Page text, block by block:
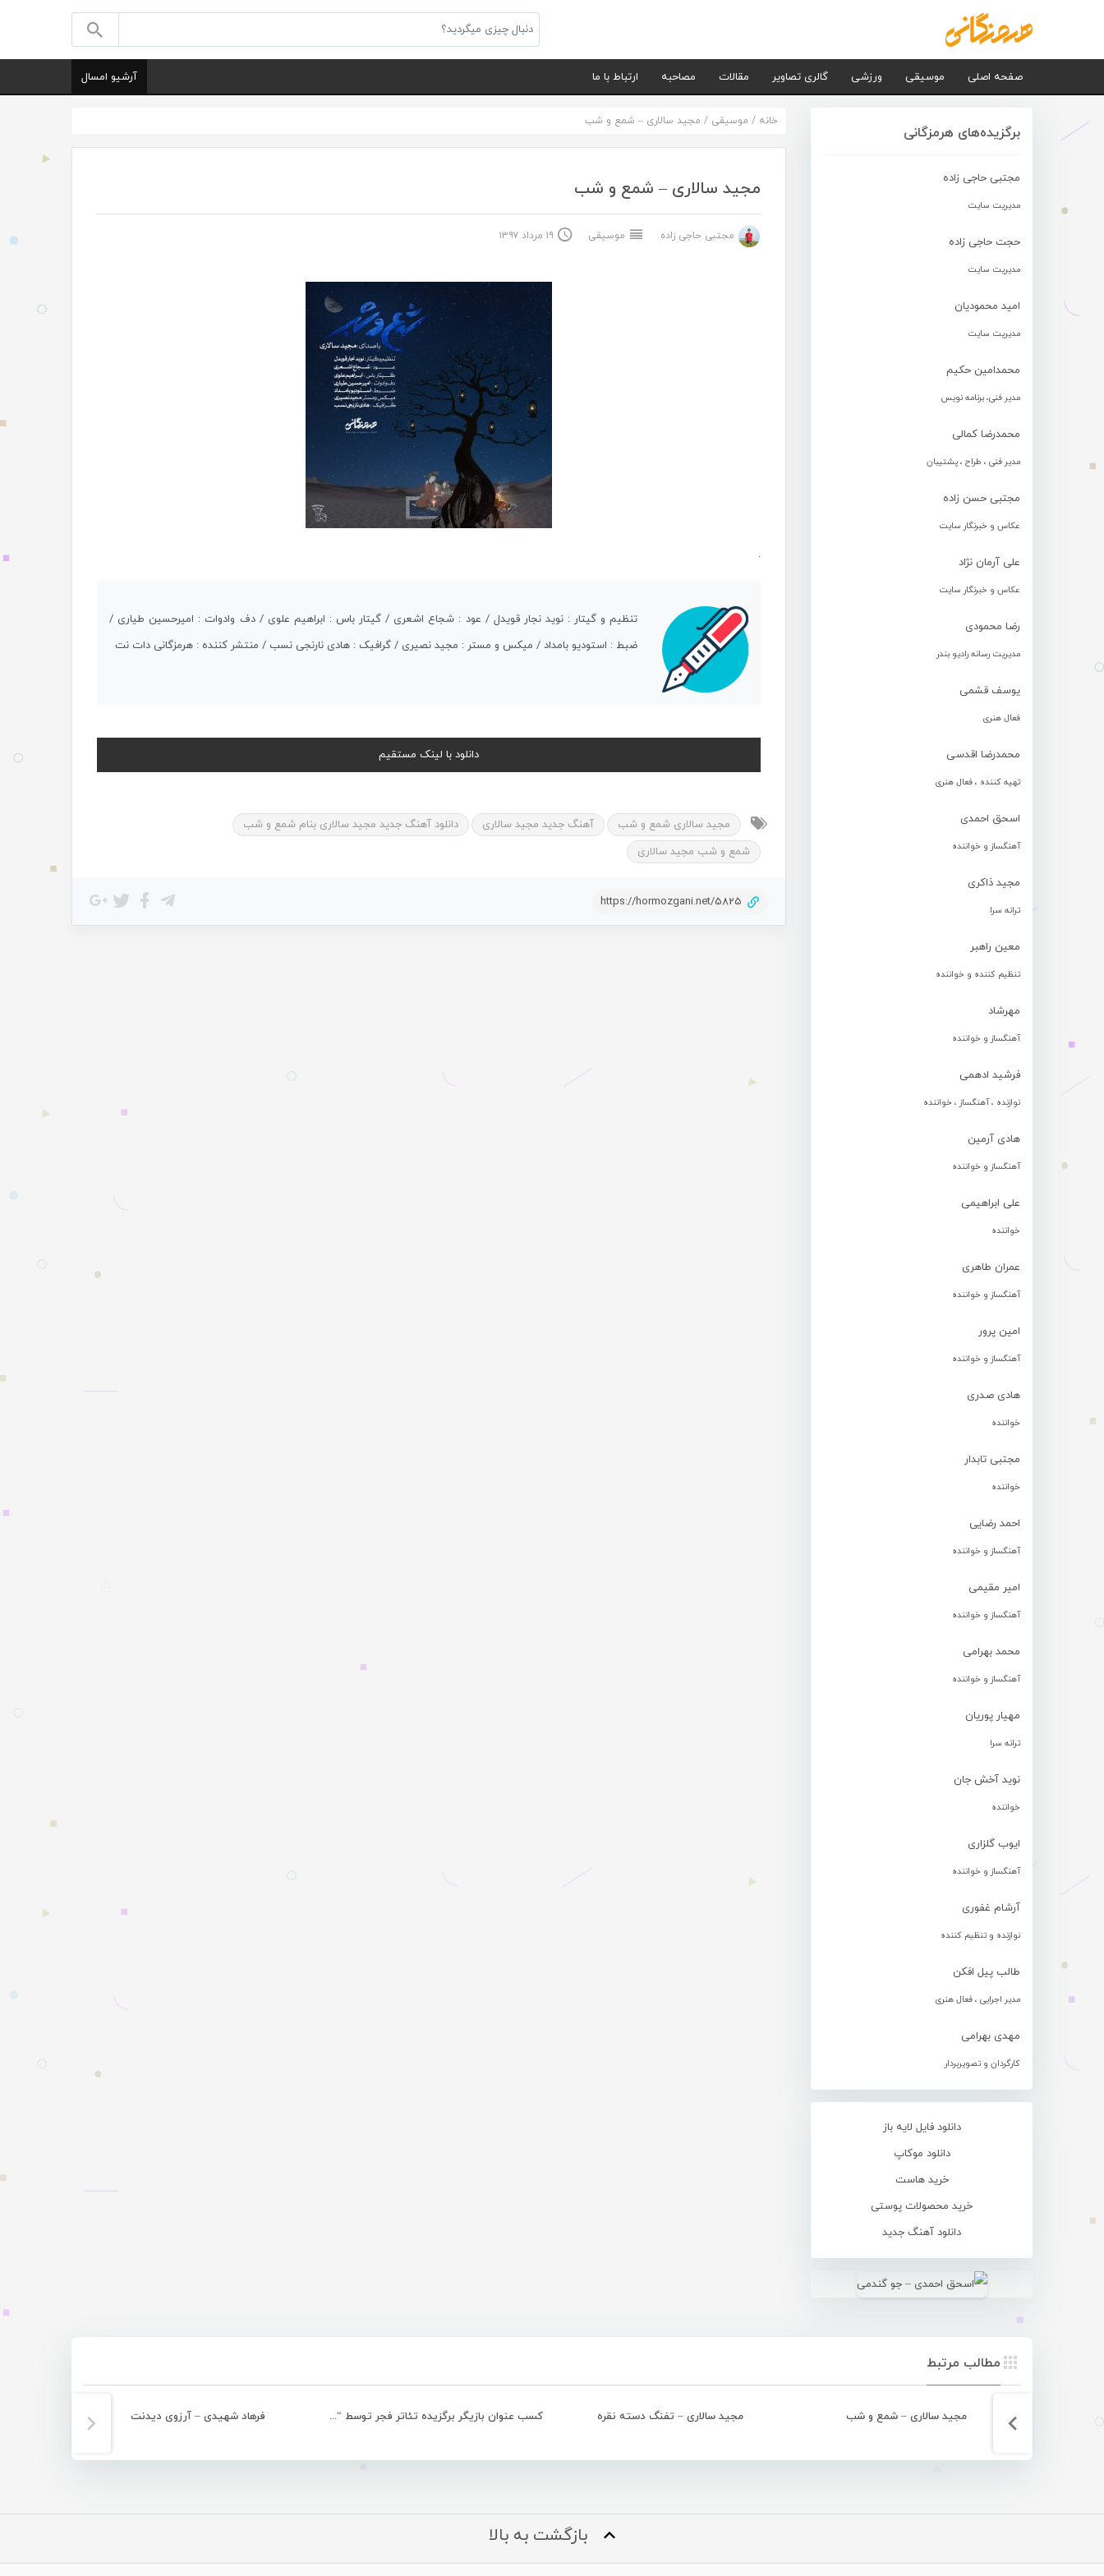
صفحه اصلی موسیقی ورزشی گالری تصاویر مقالات مصاحبه ارتباط با ما آرشیو امسال
برگزیده‌های هرمزگانی
مجتبی حاجی زاده
مدیریت سایت
حجت حاجی زاده
مدیریت سایت
امید محمودیان
مدیریت سایت
محمدامین حکیم
مدیر فنی، برنامه نویس
محمدرضا کمالی
مدیر فنی ، طراح ، پشتیبان
مجتبی حسن زاده
عکاس و خبرنگار سایت
علی آرمان نژاد
عکاس و خبرنگار سایت
رضا محمودی
مدیریت رسانه رادیو بندر
یوسف قشمی
فعال هنری
محمدرضا اقدسی
تهیه کننده ، فعال هنری
اسحق احمدی
آهنگساز و خواننده
مجید ذاکری
ترانه سرا
معین راهبر
تنظیم کننده و خواننده
مهرشاد
آهنگساز و خواننده
فرشید ادهمی
نوازنده ، آهنگساز ، خواننده
هادی آرمین
آهنگساز و خواننده
علی ابراهیمی
خواننده
عمران طاهری
آهنگساز و خواننده
امین پرور
آهنگساز و خواننده
هادی صدری
خواننده
مجتبی تابدار
خواننده
احمد رضایی
آهنگساز و خواننده
امیر مقیمی
آهنگساز و خواننده
محمد بهرامی
آهنگساز و خواننده
مهیار پوریان
ترانه سرا
نوید آخش جان
خواننده
ایوب گلزاری
آهنگساز و خواننده
آرشام غفوری
نوازنده و تنظیم کننده
طالب پیل افکن
مدیر اجرایی ، فعال هنری
مهدی بهرامی
کارگردان و تصویربردار
دانلود فایل لایه باز
دانلود موکاپ
خرید هاست
خرید محصولات پوستی
دانلود آهنگ جدید
خانه / موسیقی / مجید سالاری – شمع و شب
مجید سالاری – شمع و شب
مجتبی حاجی زاده موسیقی ۱۹ مرداد ۱۳۹۷
.
تنظیم و گیتار : نوید نجار قویدل / عود : شجاع اشعری / گیتار باس : ابراهیم علوی / دف وادوات : امیرحسین طیاری /
ضبط : استودیو بامداد / میکس و مستر : مجید نصیری / گرافیک : هادی نارنجی نسب / منتشر کننده : هرمزگانی دات نت
دانلود با لینک مستقیم
مجید سالاری شمع و شب آهنگ جدید مجید سالاری
دانلود آهنگ جدید مجید سالاری بنام شمع و شب
شمع و شب مجید سالاری
https://hormozgani.net/5825
مطالب مرتبط
مجید سالاری – شمع و شب مجید سالاری – تفنگ دسته نقره کسب عنوان بازیگر برگزیده تئاتر فجر توسط “علی ملاحی” از هرمز فرهاد شهیدی – آرزوی دیدنت
بازگشت به بالا